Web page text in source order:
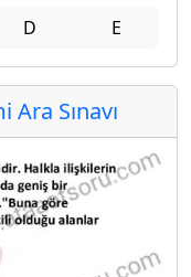
D E
Sınavı